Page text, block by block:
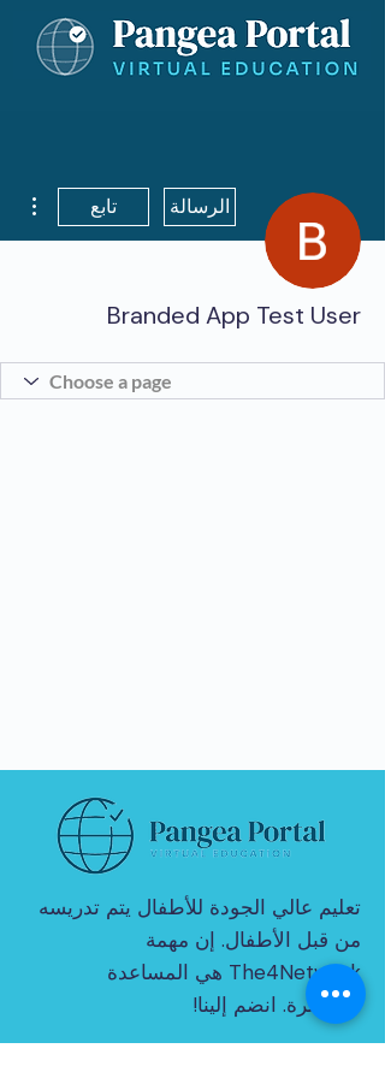
الرسالة تابع
Branded App Test User
تعليم عالي الجودة للأطفال يتم تدريسه
من قبل الأطفال. إن مهمة
The4Network هي المساعدة
المباشرة. انضم إلينا!
© 2021 بواسطة THE4NETWORK المحدودة